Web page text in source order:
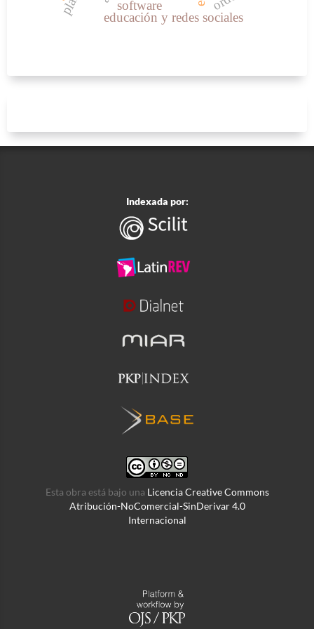
educación y redes sociales
software
Indexada por:
Esta obra está bajo una Licencia Creative Commons
Atribución-NoComercial-SinDerivar 4.0
Internacional